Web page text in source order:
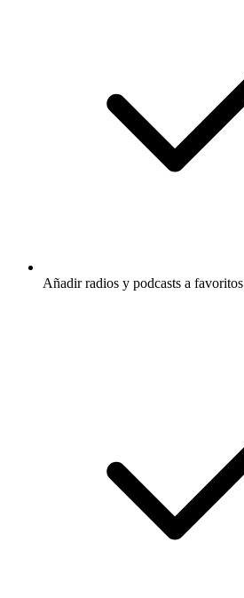
Añadir radios y podcasts a favoritos